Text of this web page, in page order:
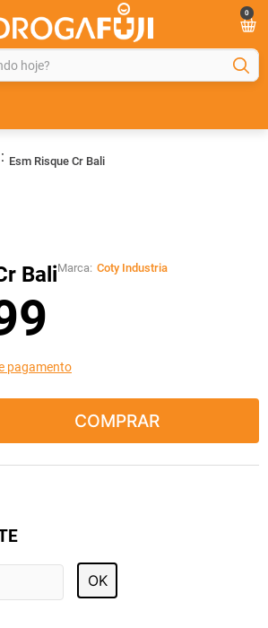
0
hoje?
Esm Risque Cr Bali
BaliMarca: Coty Industria
pagamento
COMPRAR
OK